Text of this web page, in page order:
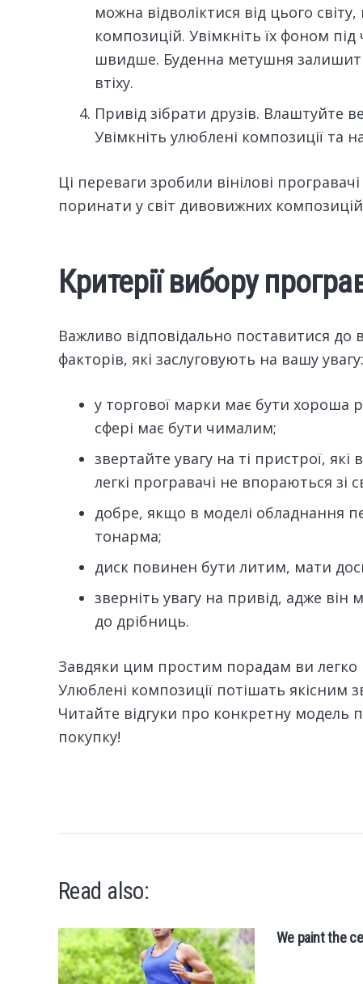
можна відволіктися від цього
композицій. Увімкніть їх фоном
швидше. Буденна метушня
втіху.
Привід зібрати друзів. Влаштуйте
Увімкніть улюблені композиції та
Ці переваги зробили вінілові
поринати у світ дивовижних
Критерії вибору
Важливо відповідально поставитися
факторів, які заслуговують на вашу увагу:
у торгової марки має бути хороша
сфері має бути чималим;
звертайте увагу на ті пристрої,
легкі програвачі не впораються зі
добре, якщо в моделі обладнання
тонарма;
диск повинен бути литим, мати
зверніть увагу на привід, адже
до дрібниць.
Завдяки цим простим порадам ви легко
Улюблені композиції потішать якісним
Читайте відгуки про конкретну модель
покупку!
Read also:
We paint the